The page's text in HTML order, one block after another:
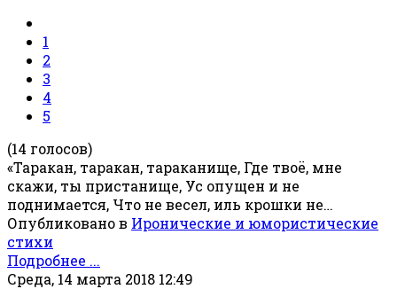
1
2
3
4
5
(14 голосов)
«Таракан, таракан, тараканище, Где твоё, мне
скажи, ты пристанище, Ус опущен и не
поднимается, Что не весел, иль крошки не…
Опубликовано в Иронические и юмористические
стихи
Подробнее ...
Среда, 14 марта 2018 12:49